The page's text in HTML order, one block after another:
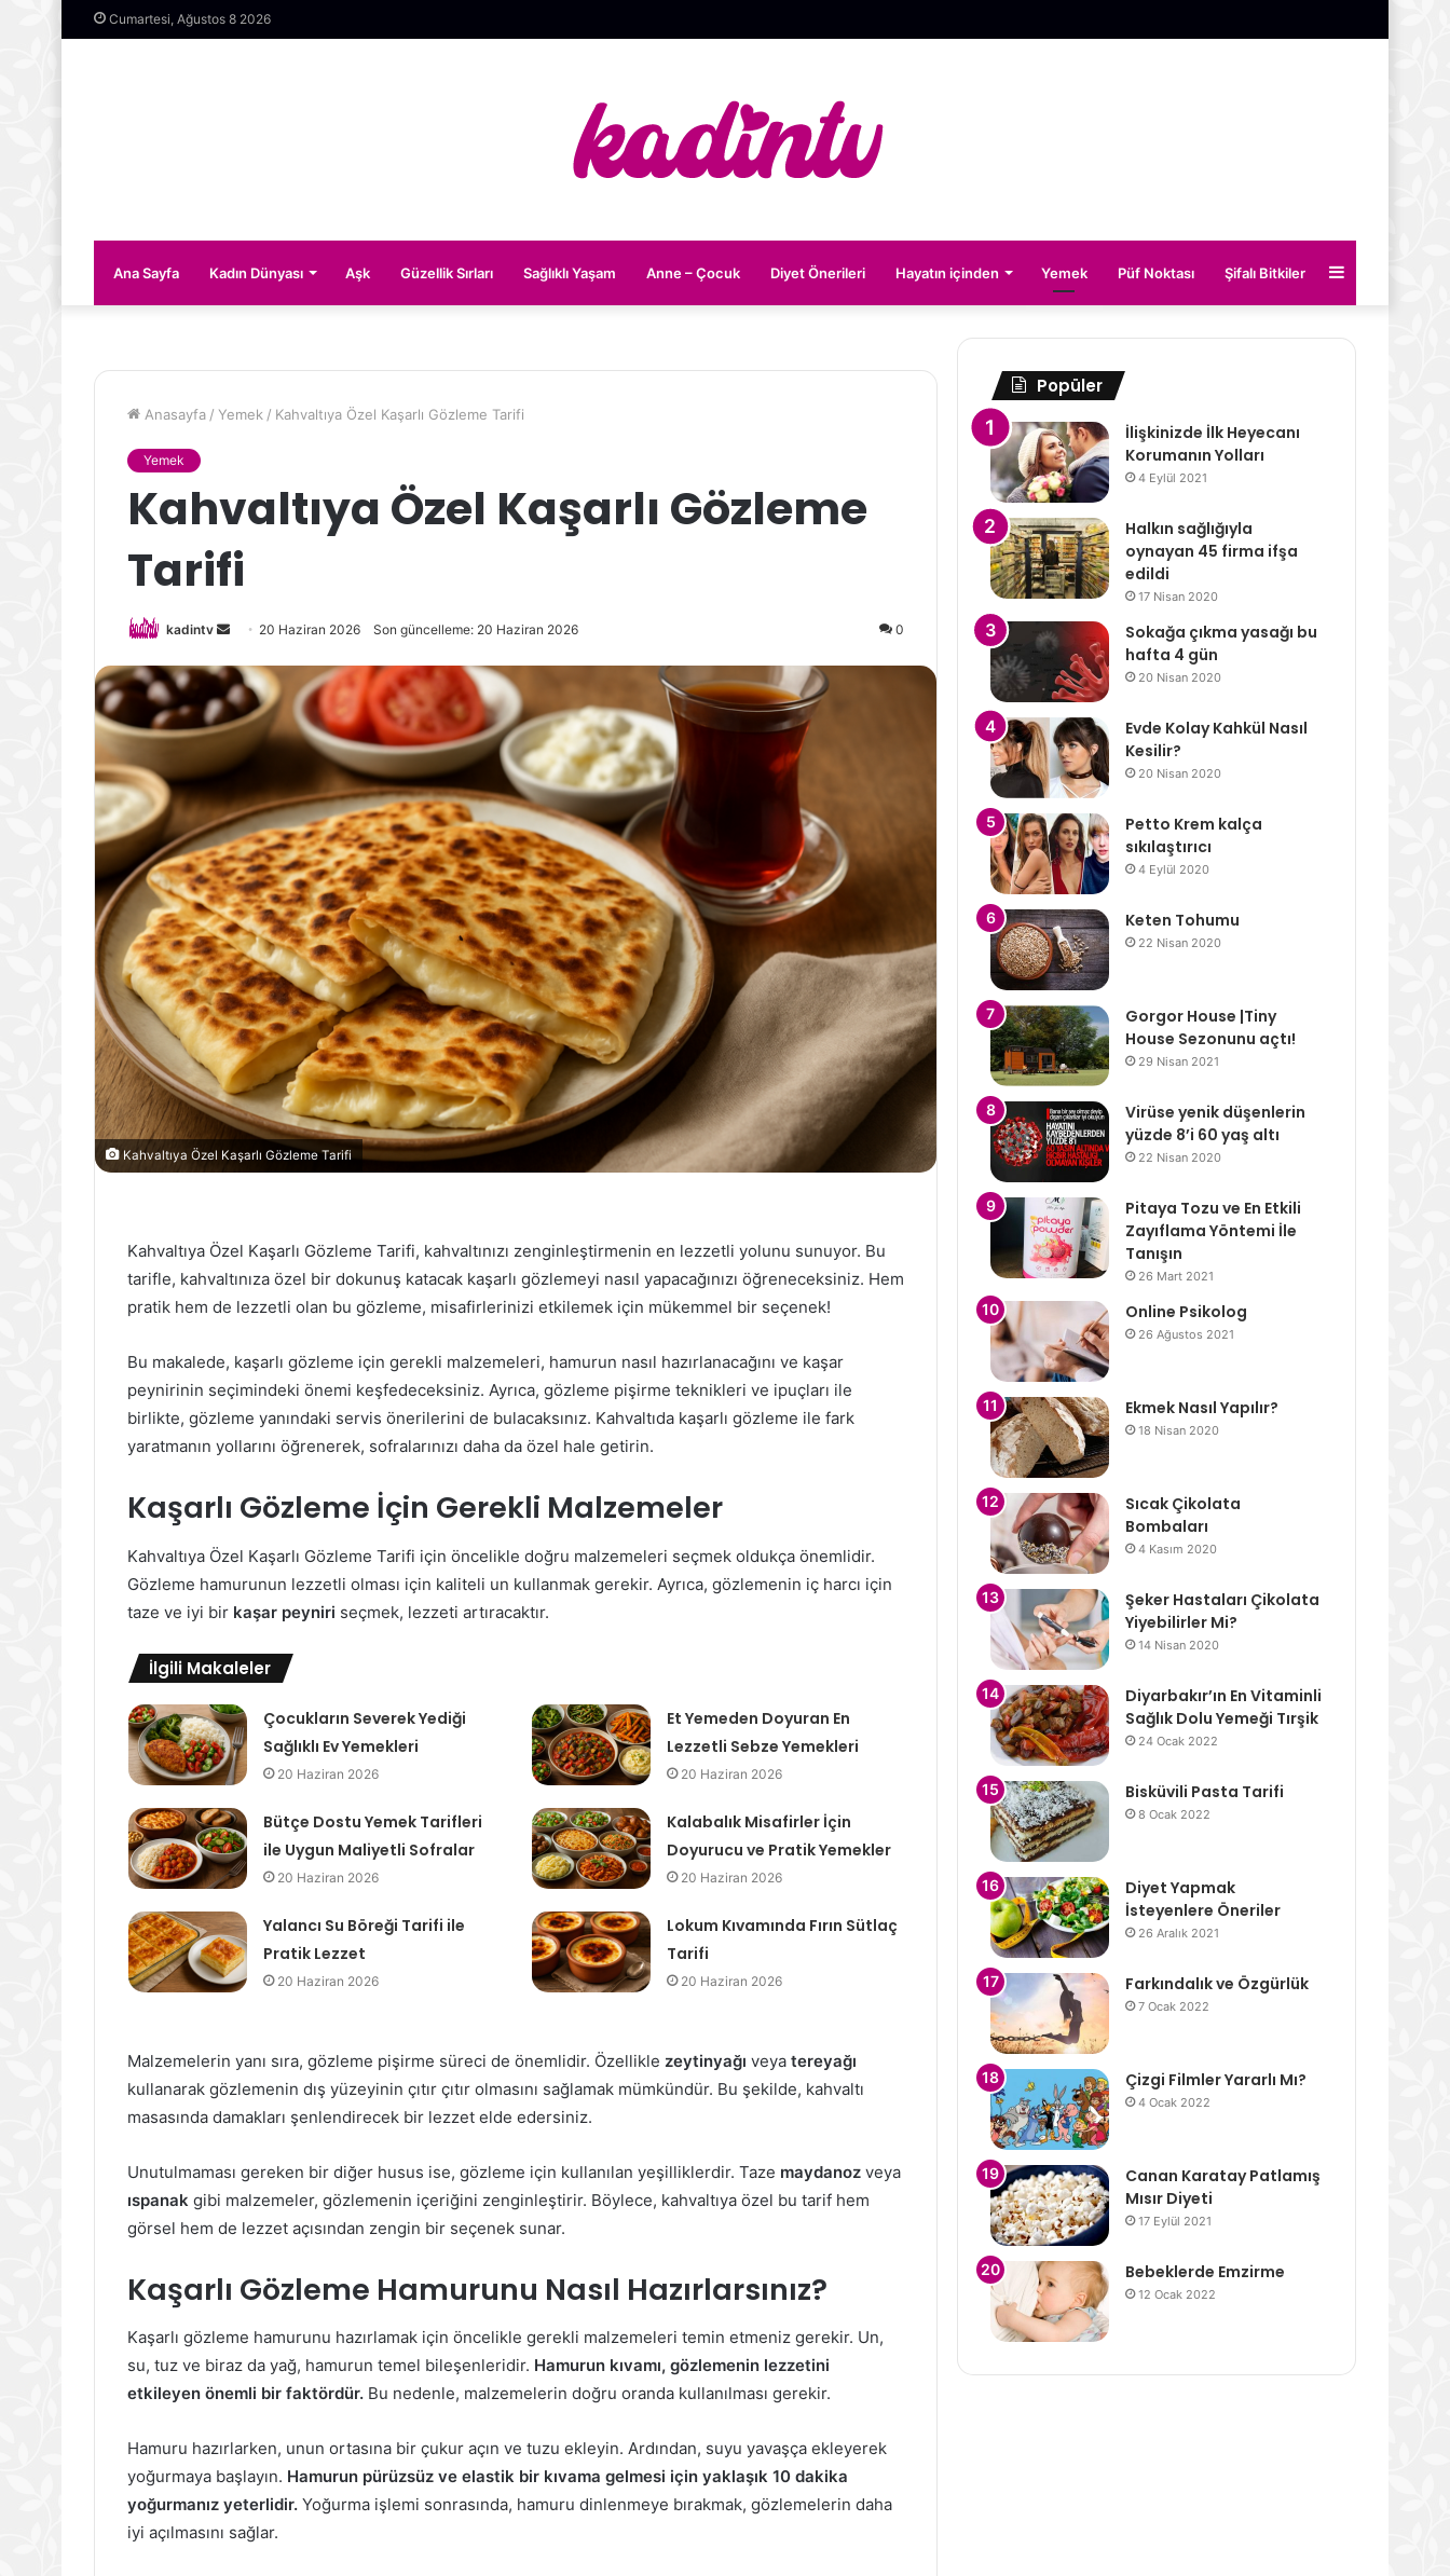
Cumartesi, Ağustos 8 2026
Ana Sayfa Kadın Dünyası Aşk Güzellik Sırları Sağlıklı Yaşam Anne – Çocuk Diyet Önerileri Hayatın içinden Yemek Püf Noktası Şifalı Bitkiler Kenar
Bölmesi
Anasayfa / Yemek / Kahvaltıya Özel Kaşarlı Gözleme Tarifi
Yemek
Kahvaltıya Özel Kaşarlı Gözleme
Tarifi
kadintv
Bir
posta
göndermek
20 Haziran 2026 Son güncelleme: 20 Haziran 2026 0
Kahvaltıya Özel Kaşarlı Gözleme Tarifi
Kahvaltıya Özel Kaşarlı Gözleme Tarifi, kahvaltınızı zenginleştirmenin en lezzetli yolunu sunuyor. Bu
tarifle, kahvaltınıza özel bir dokunuş katacak kaşarlı gözlemeyi nasıl yapacağınızı öğreneceksiniz. Hem
pratik hem de lezzetli olan bu gözleme, misafirlerinizi etkilemek için mükemmel bir seçenek!
Bu makalede, kaşarlı gözleme için gerekli malzemeleri, hamurun nasıl hazırlanacağını ve kaşar
peynirinin seçimindeki önemi keşfedeceksiniz. Ayrıca, gözleme pişirme teknikleri ve ipuçları ile
birlikte, gözleme yanındaki servis önerilerini de bulacaksınız. Kahvaltıda kaşarlı gözleme ile fark
yaratmanın yollarını öğrenerek, sofralarınızı daha da özel hale getirin.
Kaşarlı Gözleme İçin Gerekli Malzemeler
Kahvaltıya Özel Kaşarlı Gözleme Tarifi için öncelikle doğru malzemeleri seçmek oldukça önemlidir.
Gözleme hamurunun lezzetli olması için kaliteli un kullanmak gerekir. Ayrıca, gözlemenin iç harcı için
taze ve iyi bir kaşar peyniri seçmek, lezzeti artıracaktır.
İlgili Makaleler
Çocukların Severek Yediği
Sağlıklı Ev Yemekleri
20 Haziran 2026
Et Yemeden Doyuran En
Lezzetli Sebze Yemekleri
20 Haziran 2026
Bütçe Dostu Yemek Tarifleri
ile Uygun Maliyetli Sofralar
20 Haziran 2026
Kalabalık Misafirler İçin
Doyurucu ve Pratik Yemekler
20 Haziran 2026
Yalancı Su Böreği Tarifi ile
Pratik Lezzet
20 Haziran 2026
Lokum Kıvamında Fırın Sütlaç
Tarifi
20 Haziran 2026
Malzemelerin yanı sıra, gözleme pişirme süreci de önemlidir. Özellikle zeytinyağı veya tereyağı
kullanarak gözlemenin dış yüzeyinin çıtır çıtır olmasını sağlamak mümkündür. Bu şekilde, kahvaltı
masasında damakları şenlendirecek bir lezzet elde edersiniz.
Unutulmaması gereken bir diğer husus ise, gözleme için kullanılan yeşilliklerdir. Taze maydanoz veya
ıspanak gibi malzemeler, gözlemenin içeriğini zenginleştirir. Böylece, kahvaltıya özel bu tarif hem
görsel hem de lezzet açısından zengin bir seçenek sunar.
Kaşarlı Gözleme Hamurunu Nasıl Hazırlarsınız?
Kaşarlı gözleme hamurunu hazırlamak için öncelikle gerekli malzemeleri temin etmeniz gerekir. Un,
su, tuz ve biraz da yağ, hamurun temel bileşenleridir. Hamurun kıvamı, gözlemenin lezzetini
etkileyen önemli bir faktördür. Bu nedenle, malzemelerin doğru oranda kullanılması gerekir.
Hamuru hazırlarken, unun ortasına bir çukur açın ve tuzu ekleyin. Ardından, suyu yavaşça ekleyerek
yoğurmaya başlayın. Hamurun pürüzsüz ve elastik bir kıvama gelmesi için yaklaşık 10 dakika
yoğurmanız yeterlidir. Yoğurma işlemi sonrasında, hamuru dinlenmeye bırakmak, gözlemelerin daha
iyi açılmasını sağlar.
Popüler
İlişkinizde İlk Heyecanı
Korumanın Yolları
4 Eylül 2021
Halkın sağlığıyla
oynayan 45 firma ifşa
edildi
17 Nisan 2020
Sokağa çıkma yasağı bu
hafta 4 gün
20 Nisan 2020
Evde Kolay Kahkül Nasıl
Kesilir?
20 Nisan 2020
Petto Krem kalça
sıkılaştırıcı
4 Eylül 2020
Keten Tohumu
22 Nisan 2020
Gorgor House |Tiny
House Sezonunu açtı!
29 Nisan 2021
Virüse yenik düşenlerin
yüzde 8’i 60 yaş altı
22 Nisan 2020
Pitaya Tozu ve En Etkili
Zayıflama Yöntemi İle
Tanışın
26 Mart 2021
Online Psikolog
26 Ağustos 2021
Ekmek Nasıl Yapılır?
18 Nisan 2020
Sıcak Çikolata
Bombaları
4 Kasım 2020
Şeker Hastaları Çikolata
Yiyebilirler Mi?
14 Nisan 2020
Diyarbakır’ın En Vitaminli
Sağlık Dolu Yemeği Tırşik
24 Ocak 2022
Bisküvili Pasta Tarifi
8 Ocak 2022
Diyet Yapmak
İsteyenlere Öneriler
26 Aralık 2021
Farkındalık ve Özgürlük
7 Ocak 2022
Çizgi Filmler Yararlı Mı?
4 Ocak 2022
Canan Karatay Patlamış
Mısır Diyeti
17 Eylül 2021
Bebeklerde Emzirme
12 Ocak 2022